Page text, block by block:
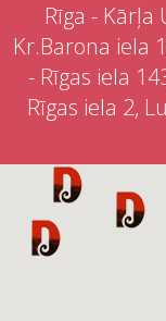
Rīga - Kārļa
Kr.Barona iela
- Rīgas iela
Rīgas iela 2,